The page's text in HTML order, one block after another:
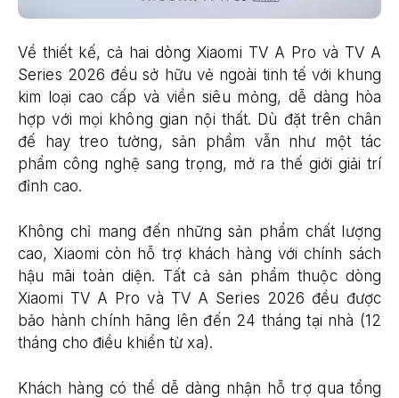
Về thiết kế, cả hai dòng Xiaomi TV A Pro và TV A
Series 2026 đều sở hữu vẻ ngoài tinh tế với khung
kim loại cao cấp và viền siêu mỏng, dễ dàng hòa
hợp với mọi không gian nội thất. Dù đặt trên chân
đế hay treo tường, sản phẩm vẫn như một tác
phẩm công nghệ sang trọng, mở ra thế giới giải trí
đỉnh cao.
Không chỉ mang đến những sản phẩm chất lượng
cao, Xiaomi còn hỗ trợ khách hàng với chính sách
hậu mãi toàn diện. Tất cả sản phẩm thuộc dòng
Xiaomi TV A Pro và TV A Series 2026 đều được
bảo hành chính hãng lên đến 24 tháng tại nhà (12
tháng cho điều khiển từ xa).
Khách hàng có thể dễ dàng nhận hỗ trợ qua tổng